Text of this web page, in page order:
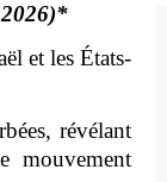
)*
et les États-
révélant
mouvement